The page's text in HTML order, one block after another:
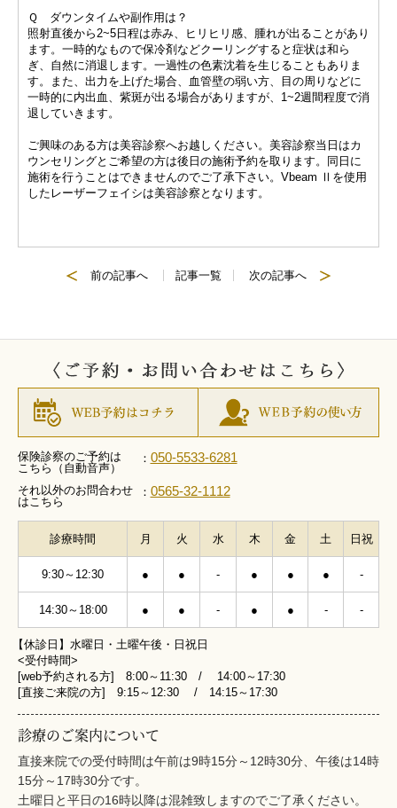
Ｑ ダウンタイムや副作用は？
照射直後から2~5日程は赤み、ヒリヒリ感、腫れが出ることがあり
ます。一時的なもので保冷剤などクーリングすると症状は和ら
ぎ、自然に消退します。一過性の色素沈着を生じることもありま
す。また、出力を上げた場合、血管壁の弱い方、目の周りなどに
一時的に内出血、紫斑が出る場合がありますが、1~2週間程度で消
退していきます。
ご興味のある方は美容診察へお越しください。美容診察当日はカ
ウンセリングとご希望の方は後日の施術予約を取ります。同日に
施術を行うことはできませんのでご了承下さい。Vbeam Ⅱを使用
したレーザーフェイシは美容診察となります。
前の記事へ 記事一覧 次の記事へ
保険診察のご予約は
こちら（自動音声）
： 050-5533-6281
それ以外のお問合わせ
はこちら
： 0565-32-1112
診療時間 月 火 水 木 金 土 日祝
9:30～12:30 ● ● - ● ● ● -
14:30～18:00 ● ● - ● ● - -
【休診日】水曜日・土曜午後・日祝日
<受付時間>
[web予約される方] 8:00～11:30 / 14:00～17:30
[直接ご来院の方] 9:15～12:30 / 14:15～17:30
診療のご案内について
直接来院での受付時間は午前は9時15分～12時30分、午後は14時
15分～17時30分です。
土曜日と平日の16時以降は混雑致しますのでご了承ください。